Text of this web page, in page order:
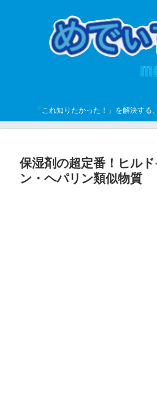
「これ知りたかった！」を解決する
保湿剤の超定番！ヒル
ン・ヘパリン類似物質